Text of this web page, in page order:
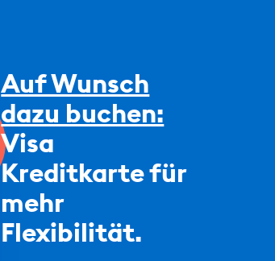
Auf Wunsch
dazu buchen:
Visa
Kreditkarte für
mehr
Flexibilität.